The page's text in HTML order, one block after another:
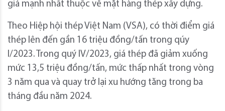
giá mạnh nhất thuộc về mặt hàng thép xây dựng.
Theo Hiệp hội thép Việt Nam (VSA), có thời điểm giá
thép lên đến gần 16 triệu đồng/tấn trong qúy
I/2023. Trong quý IV/2023, giá thép đã giảm xuống
mức 13,5 triệu đồng/tấn, mức thấp nhất trong vòng
3 năm qua và quay trở lại xu hướng tăng trong ba
tháng đầu năm 2024.